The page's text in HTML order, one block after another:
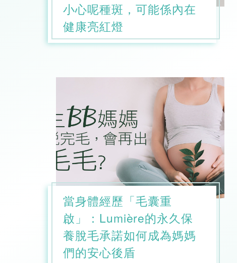
小心呢種斑，可能係內在
健康亮紅燈
當身體經歷「毛囊重
啟」：Lumière的永久保
養脫毛承諾如何成為媽媽
們的安心後盾